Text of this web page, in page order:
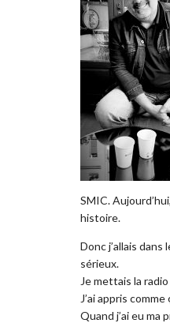
SMIC.
histoire.
Donc j’allais
sérieux.
Je mettais la
J’ai appris comme
Quand j’ai eu ma